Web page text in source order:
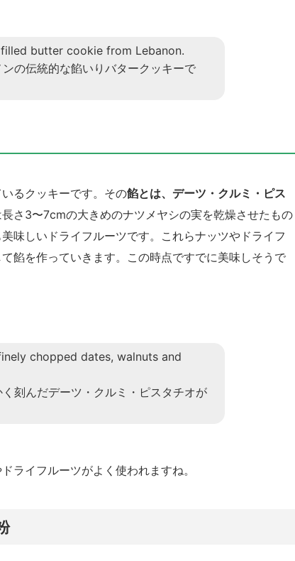
butter cookie from Lebanon.
の伝統的な餡いりバタークッキーで
るクッキーです。その餡とは、デーツ・クルミ・ピス
さ3〜7cmの大きめのナツメヤシの実を乾燥させたもの
味しいドライフルーツです。これらナッツやドライフ
餡を作っていきます。この時点ですでに美味しそうで
chopped dates, walnuts and
刻んだデーツ・クルミ・ピスタチオが
ライフルーツがよく使われますね。